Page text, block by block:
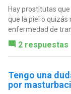
Hay prostitutas
que la piel o quizás
enfermedad de
2 respuestas
Tengo una
por